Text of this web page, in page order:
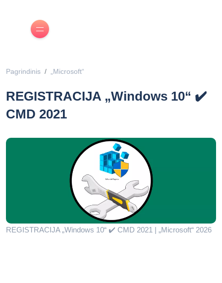
Pagrindinis „Microsoft“
REGISTRACIJA „Windows 10“ ✔️
CMD 2021
REGISTRACIJA „Windows 10“ ✔️ CMD 2021 | „Microsoft“ 2026